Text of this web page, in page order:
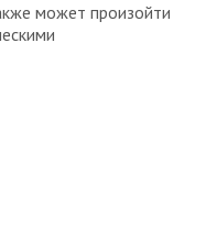
может произойти